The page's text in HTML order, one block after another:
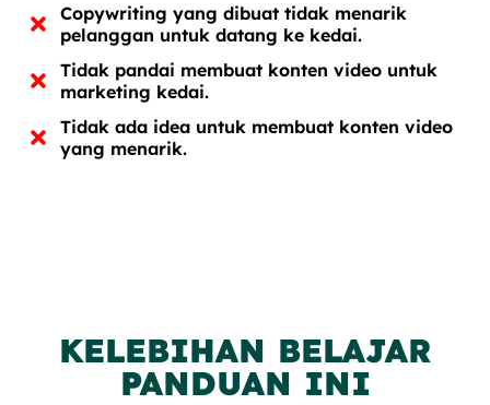
Copywriting yang dibuat tidak menarik
pelanggan untuk datang ke kedai.
Tidak pandai membuat konten video untuk
marketing kedai.
Tidak ada idea untuk membuat konten video
yang menarik.
KELEBIHAN BELAJAR
PANDUAN INI